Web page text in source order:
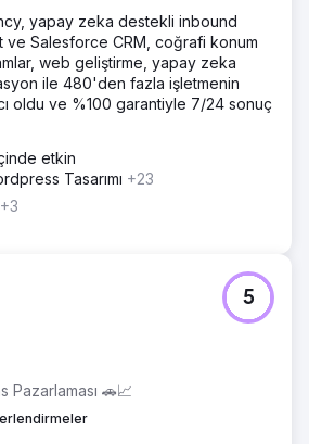
kolaylaştırmaya odaklandık.
ürün sayfaları düzenlendi ve
hale getirildi. Ayrıca, özellikle
daha hızlı ve sorunsuz hale
performansını da iyileştirdik.
daha kolay gezinilebilir ve
getirdi. Kullanıcılar ürünleri daha
alma sürecini daha az zorlukla
daha güçlü ve tutarlı bir e-ticaret
yapay zeka destekli inbound
ve Salesforce CRM, coğrafi konum
web geliştirme, yapay zeka
ile 480'den fazla işletmenin
oldu ve %100 garantiyle 7/24 sonuç
etkin
Tasarımı +23
+3
Pazarlaması 🚗📈
5